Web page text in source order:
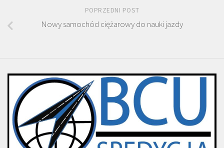
POPRZEDNI POST
Nowy samochód ciężarowy do nauki jazdy